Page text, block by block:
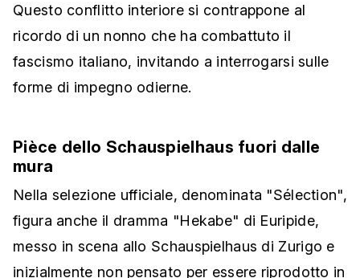
Questo conflitto interiore si contrappone al
ricordo di un nonno che ha combattuto il
fascismo italiano, invitando a interrogarsi sulle
forme di impegno odierne.
Pièce dello Schauspielhaus fuori dalle
mura
Nella selezione ufficiale, denominata "Sélection",
figura anche il dramma "Hekabe" di Euripide,
messo in scena allo Schauspielhaus di Zurigo e
inizialmente non pensato per essere riprodotto in